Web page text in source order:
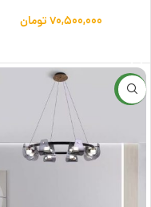
۷۰,۵۰۰,۰۰۰تومان
جدید